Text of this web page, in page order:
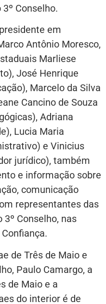
Conselho.
em
Antônio Moresco,
Marliese
José Henrique
Marcelo da Silva
Cancino de Souza
Adriana
Lucia Maria
e Vinicius
jurídico), também
e informação sobre
comunicação
representantes das
Conselho, nas
de Três de Maio e
Paulo Camargo, a
de Maio e a
do interior é de